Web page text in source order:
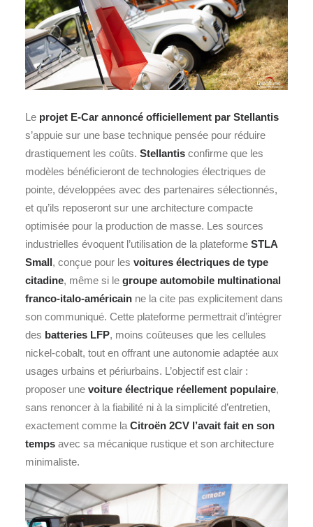
Le projet E‑Car annoncé officiellement par Stellantis
s’appuie sur une base technique pensée pour réduire
drastiquement les coûts. Stellantis confirme que les
modèles bénéficieront de technologies électriques de
pointe, développées avec des partenaires sélectionnés,
et qu’ils reposeront sur une architecture compacte
optimisée pour la production de masse. Les sources
industrielles évoquent l’utilisation de la plateforme STLA
Small, conçue pour les voitures électriques de type
citadine, même si le groupe automobile multinational
franco-italo-américain ne la cite pas explicitement dans
son communiqué. Cette plateforme permettrait d’intégrer
des batteries LFP, moins coûteuses que les cellules
nickel‑cobalt, tout en offrant une autonomie adaptée aux
usages urbains et périurbains. L’objectif est clair :
proposer une voiture électrique réellement populaire,
sans renoncer à la fiabilité ni à la simplicité d’entretien,
exactement comme la Citroën 2CV l’avait fait en son
temps avec sa mécanique rustique et son architecture
minimaliste.